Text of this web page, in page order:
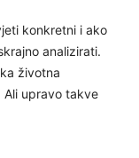
konkretni i ako
analizirati.
životna
upravo takve